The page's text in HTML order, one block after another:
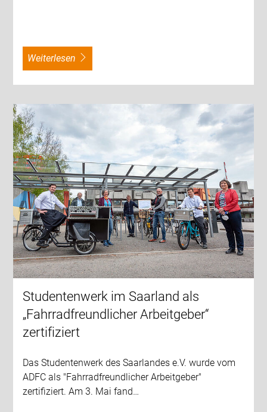
weiterlesen
Studentenwerk im Saarland als
„Fahrradfreundlicher Arbeitgeber“
zertifiziert
Das Studentenwerk des Saarlandes e.V. wurde vom
ADFC als "Fahrradfreundlicher Arbeitgeber"
zertifiziert. Am 3. Mai fand…